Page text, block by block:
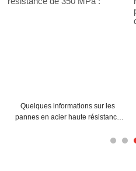
Quelques informations sur les
pannes en acier haute résistance